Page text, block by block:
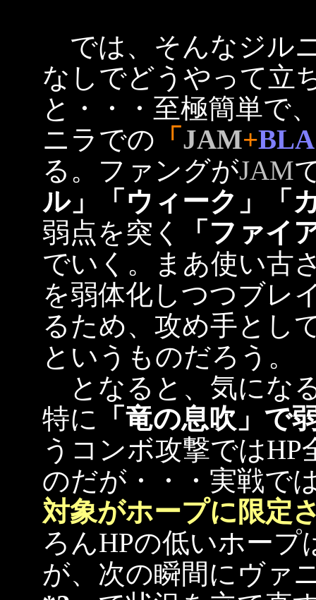
では、そんなジル
なしでどうやって立
と・・・至極簡単で
ニラでの 「 JAM+BLA
る。ファングがJAM
ル」「ウィーク」「
弱点を突く
「ファイ
でいく。まあ使い古
を弱体化しつつブレ
るため、攻め手とし
というものだろう。
となると、気にな
特に 「竜の息吹」
うコンボ攻撃では
のだが・・・実戦で
対象がホープに限定
ろんHPの低いホー
が、次の瞬間にヴァ